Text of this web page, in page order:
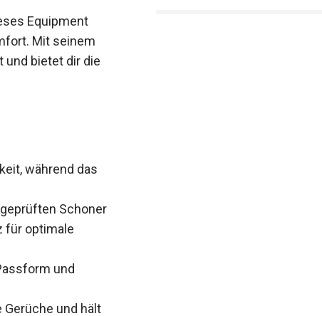
Equipment
Mit seinem
bietet dir die
während das
Schutz für
und
Gerüche und hält